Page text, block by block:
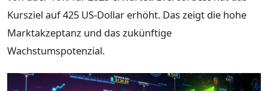
Kursziel auf 425 US-Dollar erhöht. Das zeigt die hohe
Marktakzeptanz und das zukünftige
Wachstumspotenzial.